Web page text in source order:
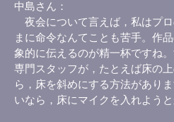
中島さん
夜会について言えば，私はプ
まに命令なんてことも苦手。作
象的に伝えるのが精一杯ですね
専門スタッフが，たとえば床の
ら，床を斜めにする方法があり
いなら，床にマイクを入れようと